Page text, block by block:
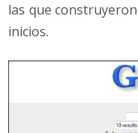
las que
inicios.